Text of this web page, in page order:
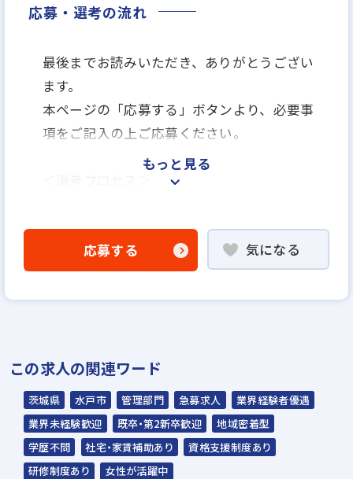
応募・選考の流れ
最後までお読みいただき、ありがとうござい
ます。
本ページの「応募する」ボタンより、必要事
項をご記入の上ご応募ください。
▼
WEB書類選考
▼
説明選考会（電話面談）
式会社が行います＊
スラッシュ株式会社からのご連絡をお待ち
ください。
ご連絡までに7日程度いただく場合があり
ます。予めご了承ください。
もっと見る
応募する 気になる
この求人の関連ワード
茨城県 水戸市 管理部門 急募求人
業界経験者優遇
業界未経験歓迎
既卒・第2新卒歓迎
地域密着型
学歴不問
社宅・家賃補助あり
資格支援制度あり
研修制度あり
女性が活躍中